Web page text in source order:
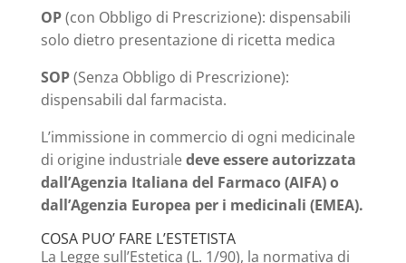
OP(con Obbligo di Prescrizione): dispensabili
solo dietro presentazione di ricetta medica
SOP(Senza Obbligo di Prescrizione):
dispensabili dal farmacista.
L’immissione in commercio di ogni medicinale
di origine industrialedeve essere autorizzata
dall’Agenzia Italiana del Farmaco (AIFA) o
dall’Agenzia Europea per i medicinali (EMEA).
COSA PUO’ FARE L’ESTETISTA
La Legge sull’Estetica (L. 1/90), la normativa di